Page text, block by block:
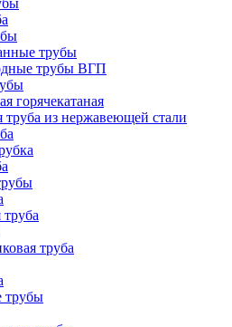
трубы
трубы ВГП
горячекатаная
труба из нержавеющей стали
труба
трубы